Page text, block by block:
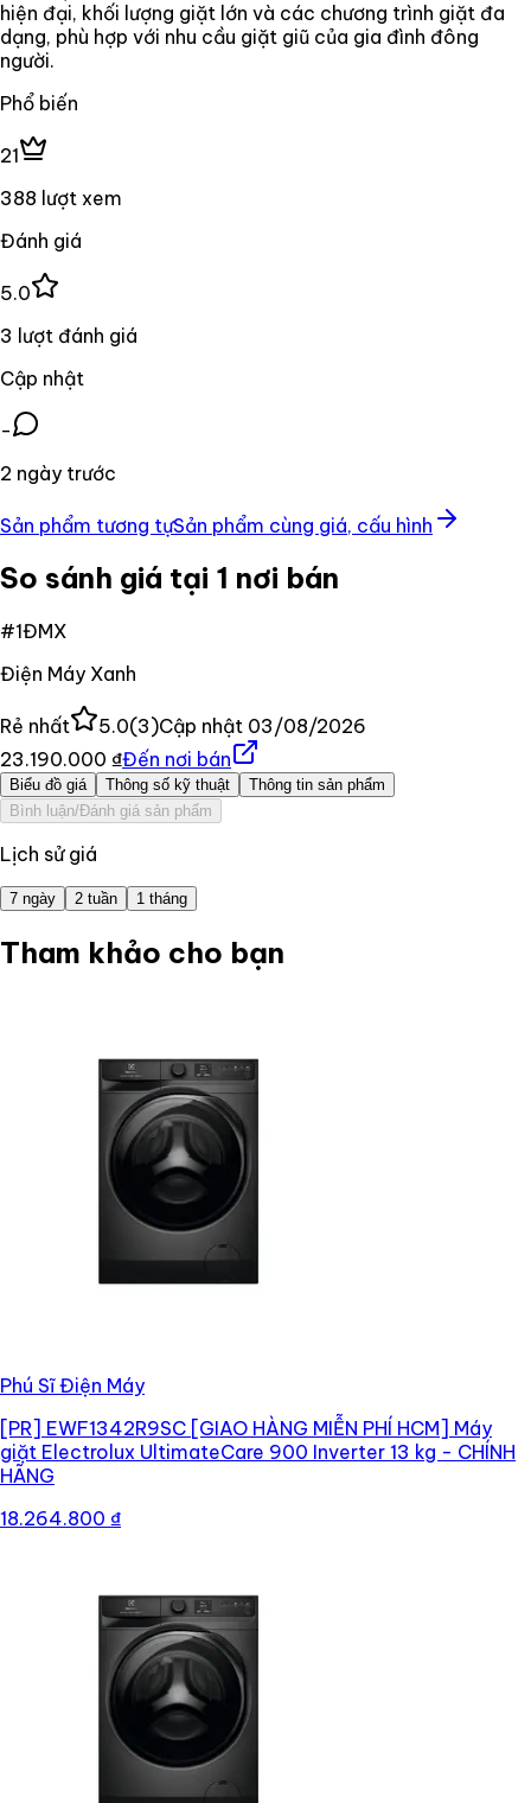
hiện đại, khối lượng giặt lớn và các chương trình giặt đa
dạng, phù hợp với nhu cầu giặt giũ của gia đình đông
người.
Phổ biến
21
388 lượt xem
Đánh giá
5.0
3 lượt đánh giá
Cập nhật
-
2 ngày trước
Sản phẩm tương tựSản phẩm cùng giá, cấu hình
So sánh giá tại 1 nơi bán
#1ĐMX
Điện Máy Xanh
Rẻ nhất 5.0(3)Cập nhật 03/08/2026
23.190.000 ₫Đến nơi bán
Biểu đồ giá Thông số kỹ thuật
Thông tin sản phẩm
Bình luận/Đánh giá sản phẩm
Lịch sử giá
7 ngày 2 tuần 1 tháng
Tham khảo cho bạn
Phú Sĩ Điện Máy
[PR] EWF1342R9SC [GIAO HÀNG MIỄN PHÍ HCM] Máy
giặt Electrolux UltimateCare 900 Inverter 13 kg - CHÍNH
HÃNG
18.264.800 ₫